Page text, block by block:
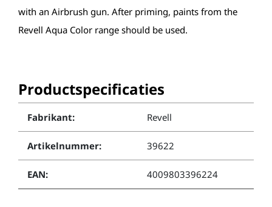
with an Airbrush gun. After priming, paints from the
Revell Aqua Color range should be used.
Productspecificaties
Fabrikant: Revell
Artikelnummer: 39622
EAN: 4009803396224